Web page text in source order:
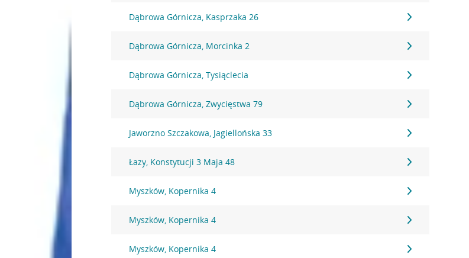
Dąbrowa Górnicza, Kasprzaka 26
Dąbrowa Górnicza, Morcinka 2
Dąbrowa Górnicza, Tysiąclecia
Dąbrowa Górnicza, Zwycięstwa 79
Jaworzno Szczakowa, Jagiellońska 33
Łazy, Konstytucji 3 Maja 48
Myszków, Kopernika 4
Myszków, Kopernika 4
Myszków, Kopernika 4